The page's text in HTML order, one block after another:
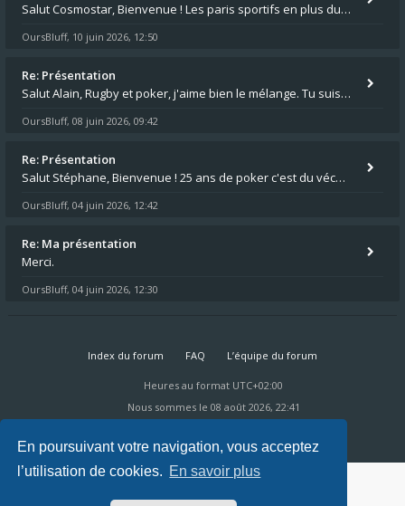
En poursuivant votre navigation, vous acceptez
l’utilisation de cookies. En savoir plus
Salut Cosmostar, Bienvenue ! Les paris sportifs en plus du poker, c'est ce que je fais aussi. Surtout la NBA, je mise su
OursBluff, 10 juin 2026, 12:50
Re: Présentation
Salut Alain, Rugby et poker, j'aime bien le mélange. Tu suis le rugby du coin ? Moi j'essaie d'aller voir des matchs de
OursBluff, 08 juin 2026, 09:42
Re: Présentation
Salut Stéphane, Bienvenue ! 25 ans de poker c'est du vécu quand même. Moi je suis relativementnouveau (2018) mais j'ai a
OursBluff, 04 juin 2026, 12:42
Re: Ma présentation
Merci.
OursBluff, 04 juin 2026, 12:30
Index du forum FAQ L’équipe du forum
Heures au format UTC+02:00
Nous sommes le 08 août 2026, 22:41
Ravaio Theme by